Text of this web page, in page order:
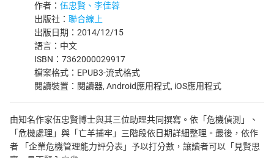
作者： 伍忠賢、李佳蓉
出版社： 聯合線上
出版日期：2014/12/15
語言：中文
ISBN：7362000029917
檔案格式：EPUB3-流式格式
閱讀裝置：閱讀器, Android應用程式, iOS應用程式
由知名作家伍忠賢博士與其三位助理共同撰寫。依「危機偵測」、
「危機處理」與「亡羊捕牢」三階段依日期詳細整理。最後，依作
者 「企業危機管理能力評分表」予以打分數，讓讀者可以「見賢思